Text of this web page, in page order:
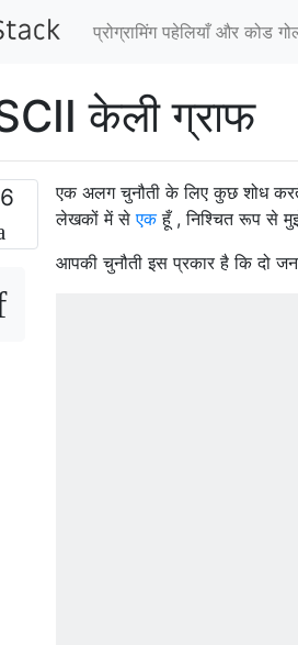
प्रोग्रामिंग पहेलियाँ और कोड
केली ग्राफ
एक अलग चुनौती के लिए कुछ शोध
लेखकों में सेएकहूँ , निश्चित रूप से
आपकी चुनौती इस प्रकार है कि दो